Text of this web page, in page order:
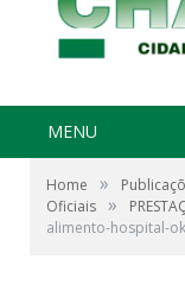
MENU
Home »
Oficiais »
alimento-hospital-ok